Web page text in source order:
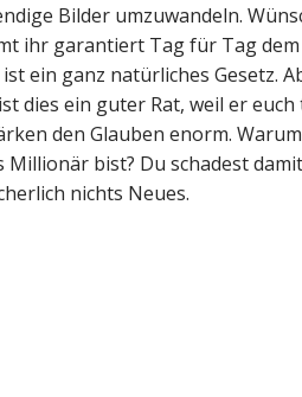
Bilder umzuwandeln.
ihr garantiert Tag für Tag
ein ganz natürliches Gesetz.
dies ein guter Rat, weil er
den Glauben enorm.
bist? Du schadest
nichts Neues.